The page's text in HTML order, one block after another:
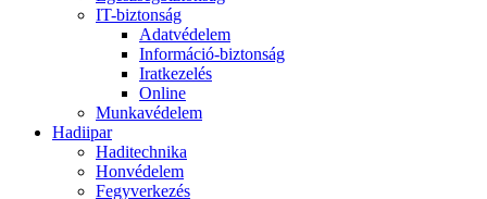
IT-biztonság
Adatvédelem
Információ-biztonság
Iratkezelés
Online
Munkavédelem
Hadiipar
Haditechnika
Honvédelem
Fegyverkezés